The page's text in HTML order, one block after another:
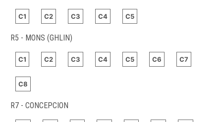
C1 C2 C3 C4 C5
R5 - MONS (GHLIN)
C1 C2 C3 C4 C5 C6 C7
C8
R7 - CONCEPCION